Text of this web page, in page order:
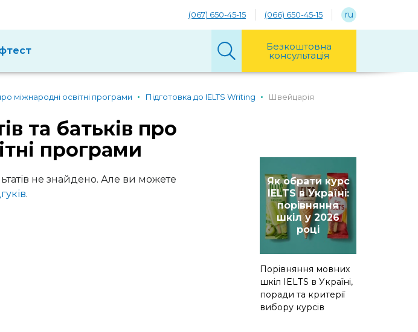
(067) 650-45-15 (066) 650-45-15 ru
Безкоштовна
консультація
міжнародні освітні програми Підготовка до IELTS Writing Швейцарія
та батьків про
програми
не знайдено. Але ви можете
.
Як обрати курс
IELTS в Україні:
порівняння
шкіл у 2026
році
Порівняння мовних
шкіл IELTS в Україні,
поради та критерії
вибору курсів